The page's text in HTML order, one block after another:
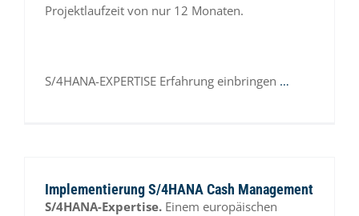
Projektlaufzeit von nur 12 Monaten.
S/4HANA-EXPERTISE Erfahrung einbringen …
Implementierung S/4HANA Cash Management
S/4HANA-Expertise. Einem europäischen